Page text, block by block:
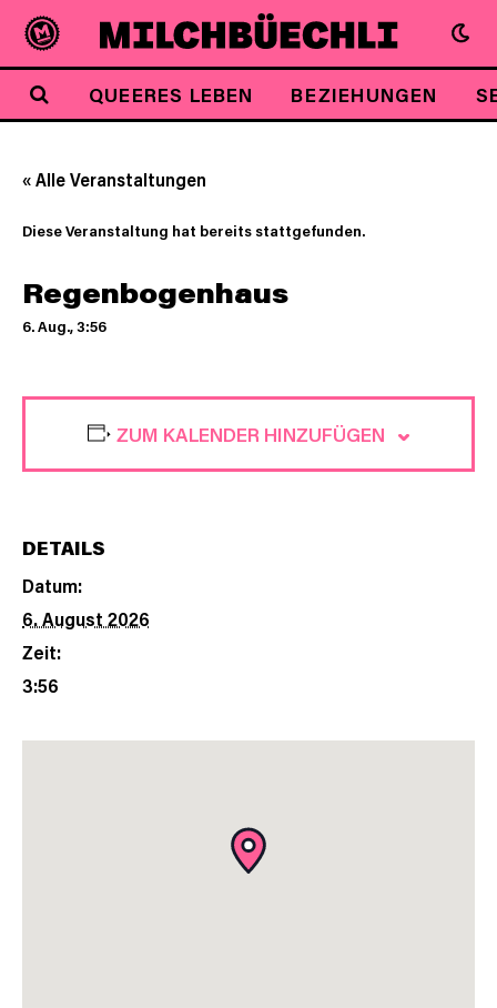
QUEERES LEBEN BEZIEHUNGEN
« Alle Veranstaltungen
Diese Veranstaltung hat bereits stattgefunden.
Regenbogenhaus
6. Aug., 3:56
ZUM KALENDER HINZUFÜGEN
DETAILS
Datum:
6. August 2026
Zeit:
3:56